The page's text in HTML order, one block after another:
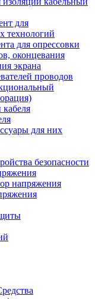
для
технологий
для опрессовки
оконцевания
экрана
проводов
для них
безопасности
напряжения